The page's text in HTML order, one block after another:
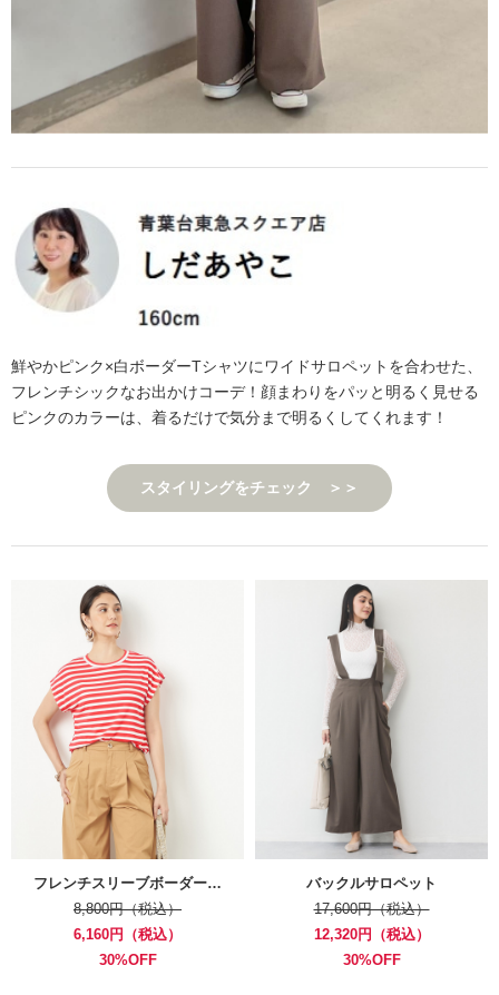
鮮やかピンク×白ボーダーTシャツにワイドサロペットを合わせた、
フレンチシックなお出かけコーデ！顔まわりをパッと明るく見せる
ピンクのカラーは、着るだけで気分まで明るくしてくれます！
スタイリングをチェック ＞＞
フレンチスリーブボーダー…
8,800円（税込）
6,160円（税込）
30%OFF
バックルサロペット
17,600円（税込）
12,320円（税込）
30%OFF